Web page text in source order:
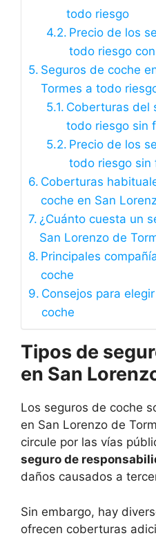
todo riesgo
Precio de los
todo riesgo
Seguros de coche
Tormes a todo
Coberturas del
todo riesgo sin
Precio de los
todo riesgo sin
Coberturas
coche en San
¿Cuánto cuesta un
San Lorenzo de
Principales
coche
Consejos para
coche
Tipos de
en San
Los seguros de coche
en San Lorenzo de
circule por las vías
seguro de
daños causados a
Sin embargo, hay
ofrecen coberturas